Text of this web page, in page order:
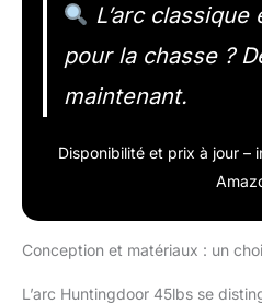
L’arc
pour la chasse ?
maintenant.
Disponibilité et prix à jour –
Conception et matériaux : un
L’arc Huntingdoor 45lbs se